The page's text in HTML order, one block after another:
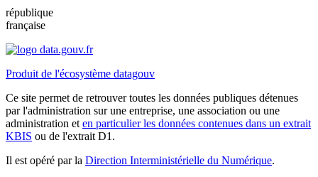
république
française
Produit de l'écosystème datagouv
Ce site permet de retrouver toutes les données publiques détenues
par l'administration sur une entreprise, une association ou une
administration et en particulier les données contenues dans un extrait
KBIS ou de l'extrait D1.
Il est opéré par la Direction Interministérielle du Numérique.